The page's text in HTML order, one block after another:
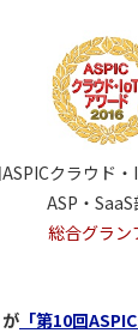
クラウド
ASP・
総合グラン
「第10回